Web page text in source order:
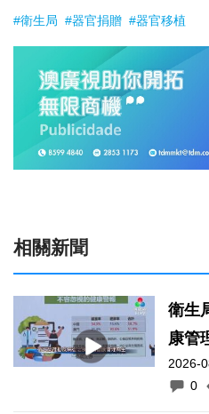
#衛生局 #器官捐贈 #器官移植
相關新聞
衛生
康管
2026-
0